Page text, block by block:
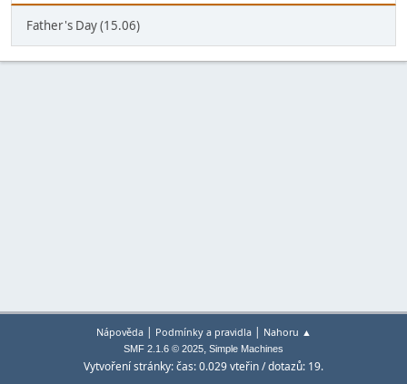
Father's Day (15.06)
Nápověda| Podmínky a pravidla| Nahoru ▲
SMF 2.1.6 © 2025, Simple Machines
Vytvoření stránky: čas: 0.029 vteřin / dotazů: 19.